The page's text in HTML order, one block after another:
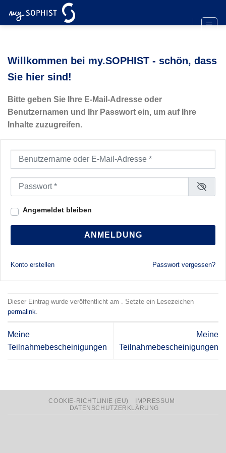
Inhalt
Willkommen bei my.SOPHIST - schön, dass
Sie hier sind!
Bitte geben Sie Ihre E-Mail-Adresse oder
Benutzernamen und Ihr Passwort ein, um auf Ihre
Inhalte zuzugreifen.
Benutzername oder E-Mail-Adresse
Passwort
Angemeldet bleiben
ANMELDUNG
Konto erstellen Passwort vergessen?
Dieser Eintrag wurde veröffentlicht am . Setzte ein Lesezeichen
permalink.
Meine
Teilnahmebescheinigungen
Meine
Teilnahmebescheinigungen
COOKIE-RICHTLINIE (EU)
IMPRESSUM
DATENSCHUTZERKLÄRUNG